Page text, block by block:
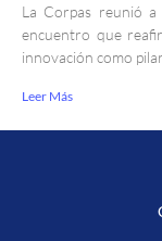
La Corpas reunió a
encuentro que
innovación como
Leer Más